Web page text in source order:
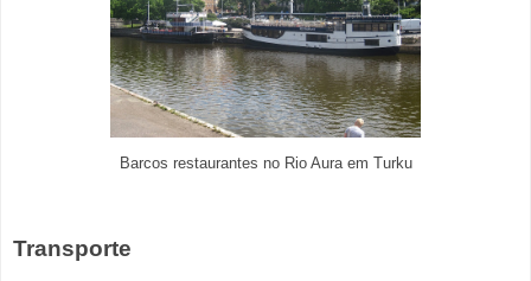
Barcos restaurantes no Rio Aura em Turku
Transporte